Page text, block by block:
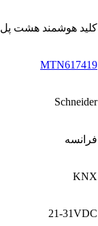
کلید هوشمند هشت پل
MTN617419
Schneider
فرانسه
KNX
21-31VDC